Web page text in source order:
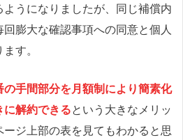
うになりましたが、同じ補償内
膨大な確認事項への同意と個人
す。
手間部分を月額制により簡素化
に解約できるという大きなメリッ
ージ上部の表を見てもわかると思